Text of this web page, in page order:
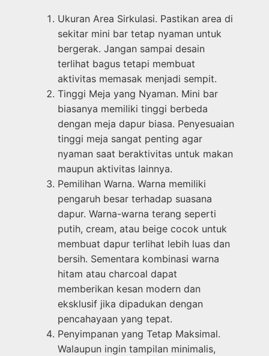
Ukuran Area Sirkulasi. Pastikan area di
sekitar mini bar tetap nyaman untuk
bergerak. Jangan sampai desain
terlihat bagus tetapi membuat
aktivitas memasak menjadi sempit.
Tinggi Meja yang Nyaman. Mini bar
biasanya memiliki tinggi berbeda
dengan meja dapur biasa. Penyesuaian
tinggi meja sangat penting agar
nyaman saat beraktivitas untuk makan
maupun aktivitas lainnya.
Pemilihan Warna. Warna memiliki
pengaruh besar terhadap suasana
dapur. Warna-warna terang seperti
putih, cream, atau beige cocok untuk
membuat dapur terlihat lebih luas dan
bersih. Sementara kombinasi warna
hitam atau charcoal dapat
memberikan kesan modern dan
eksklusif jika dipadukan dengan
pencahayaan yang tepat.
Penyimpanan yang Tetap Maksimal.
Walaupun ingin tampilan minimalis,